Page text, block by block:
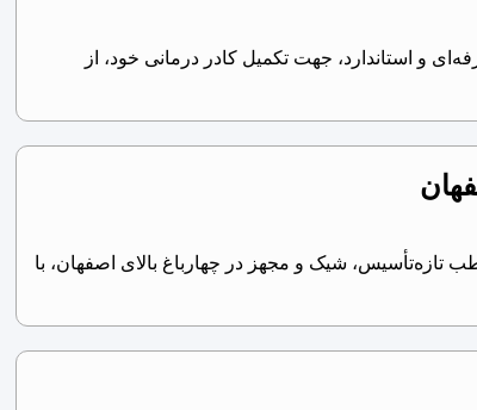
و استاندارد، جهت تکمیل کادر درمانی خود، از
شیک و مجهز در چهارباغ بالای اصفهان، با